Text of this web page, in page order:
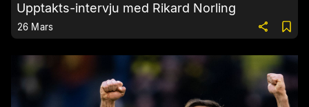
Upptakts-intervju med Rikard Norling
26 Mars